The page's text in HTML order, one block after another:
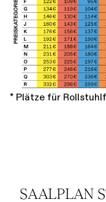
* Plätze für
SAALPLAN